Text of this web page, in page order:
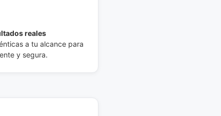
reales
a tu alcance para
y segura.